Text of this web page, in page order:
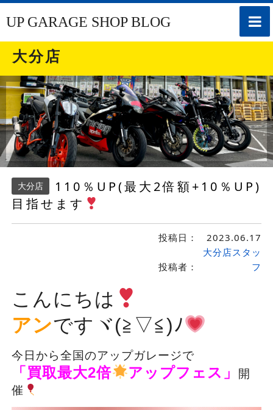
toggle
UP GARAGE SHOP BLOG
大分店
大分店
110％UP(最大2倍額+10％UP)
目指せます
投稿日： 2023.06.17
投稿者：
大分店スタッ
フ
こんにちは
アンですヾ(≧▽≦)ﾉ
今日から全国のアップガレージで
「買取最大2倍 アップフェス」
開
催